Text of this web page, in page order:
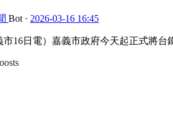
Bot · 2026-03-16 16:45
市16日電）嘉義市政府今天起正式將